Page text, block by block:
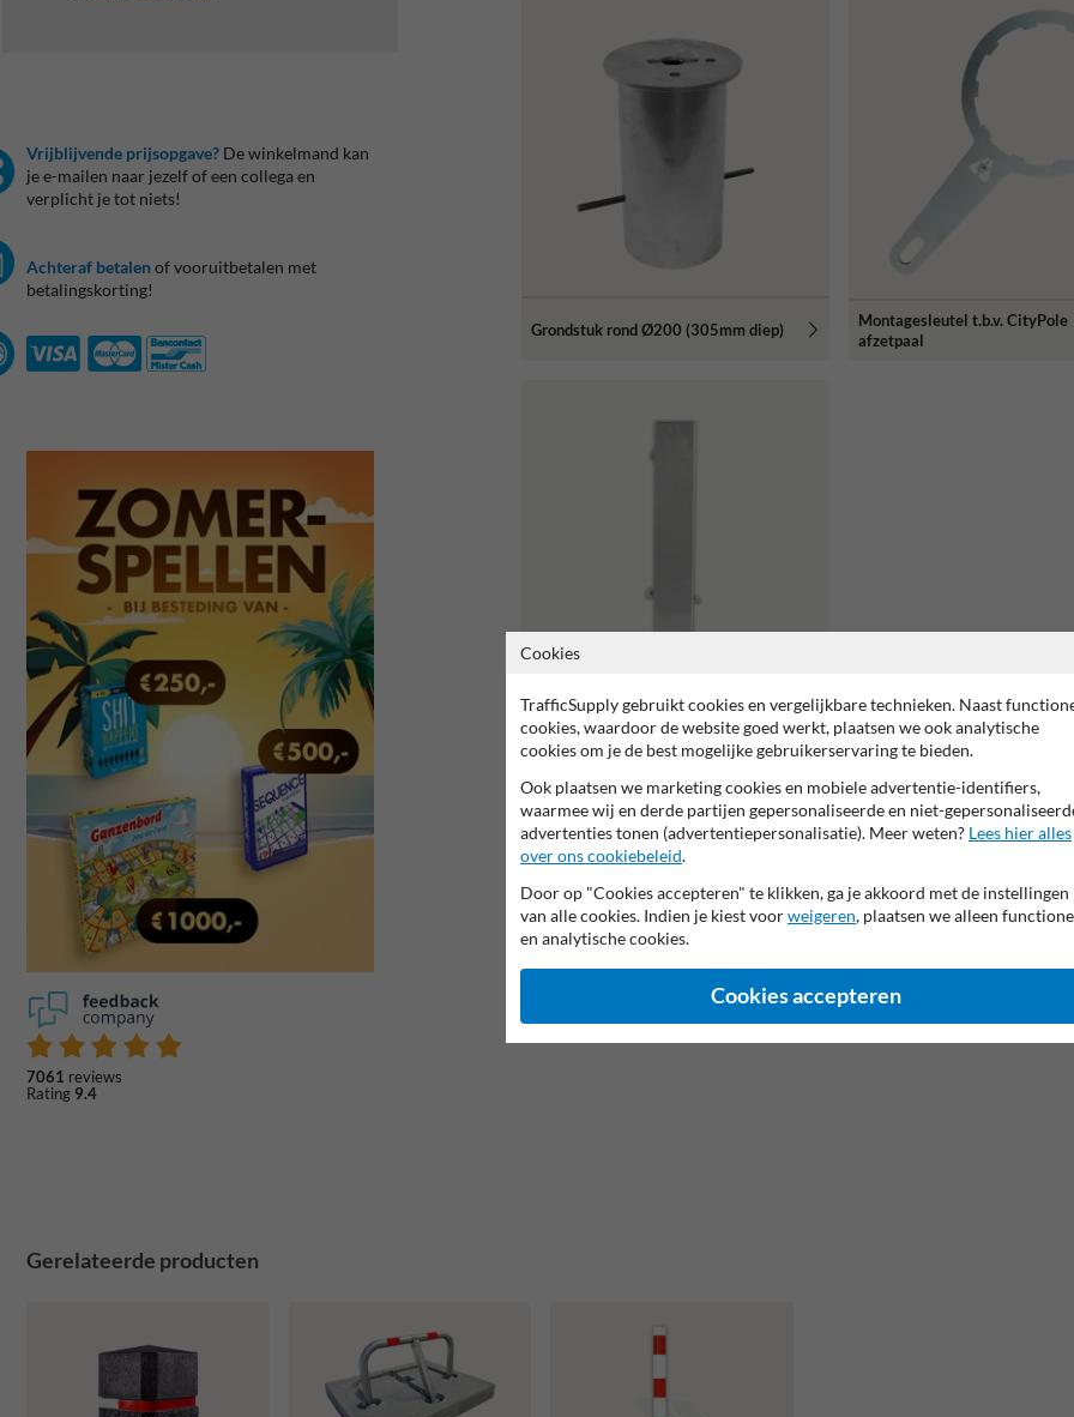
Vrijblijvende prijsopgave? De winkelmand kan
je e-mailen naar jezelf of een collega en
verplicht je tot niets!
Achteraf betalen of vooruitbetalen met
betalingskorting!
7061 reviews
Rating 9.4
Grondstuk rond Ø200 (305mm diep)
Montagesleutel t.b.v. CityPole
afzetpaal
Vierkante grondhuls voor
uitneembare parkeerpaal
Gerelateerde producten
Cookies
TrafficSupply gebruikt cookies en vergelijkbare technieken. Naast
cookies, waardoor de website goed werkt, plaatsen we ook analytische
cookies om je de best mogelijke gebruikerservaring te bieden.
Ook plaatsen we marketing cookies en mobiele advertentie-identifiers,
waarmee wij en derde partijen gepersonaliseerde en niet-
advertenties tonen (advertentiepersonalisatie). Meer weten? Lees hier alles
over ons cookiebeleid.
Door op "Cookies accepteren" te klikken, ga je akkoord met de instellingen
van alle cookies. Indien je kiest voorweigeren, plaatsen we alleen
en analytische cookies.
Cookies accepteren